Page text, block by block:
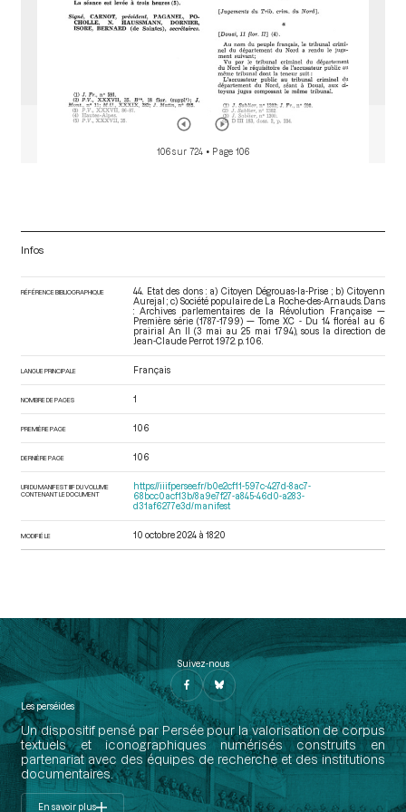
106 sur 724 • Page 106
Infos
RÉFÉRENCE BIBLIOGRAPHIQUE
44. Etat des dons : a) Citoyen Dégrouas-la-Prise ; b) Citoyenn
Aurejal ; c) Société populaire de La Roche-des-Arnauds. Dans
: Archives parlementaires de la Révolution Française —
Première série (1787-1799) — Tome XC - Du 14 floréal au 6
prairial An II (3 mai au 25 mai 1794), sous la direction de
Jean-Claude Perrot. 1972. p. 106.
LANGUE PRINCIPALE Français
NOMBRE DE PAGES 1
PREMIÈRE PAGE 106
DERNIÈRE PAGE 106
URI DU MANIFEST IIIF DU VOLUME
CONTENANT LE DOCUMENT
https://iiif.persee.fr/b0e2cf11-597c-427d-8ac7-
68bcc0acf13b/8a9e7f27-a845-46d0-a283-
d31af6277e3d/manifest
MODIFIÉ LE 10 octobre 2024 à 18:20
Suivez-nous
Les perséides
Un dispositif pensé par Persée pour la valorisation de corpus
textuels et iconographiques numérisés construits en
partenariat avec des équipes de recherche et des institutions
documentaires.
En savoir plus